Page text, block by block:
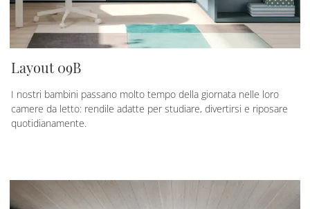
Layout 09B
I nostri bambini passano molto tempo della giornata nelle loro
camere da letto: rendile adatte per studiare, divertirsi e riposare
quotidianamente.